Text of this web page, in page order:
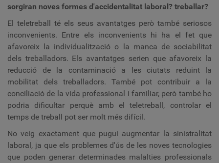
sorgiran noves formes d'accidentalitat laboral? treballar?
El teletreball té els seus avantatges però també seriosos
inconvenients. Entre els inconvenients hi ha el fet que
afavoreix la individualització o la manca de sociabilitat
dels treballadors. Els avantatges serien que afavoreix la
reducció de la contaminació a les ciutats reduint la
mobilitat dels treballadors. També pot contribuir a la
conciliació de la vida professional i familiar, però també ho
podria dificultar perquè amb el teletreball, controlar el
temps de treball pot ser molt més difícil.
No veig exactament que pugui augmentar la sinistralitat
laboral, ja que els problemes d'ús de les noves tecnologies
que poden generar determinades malalties professionals